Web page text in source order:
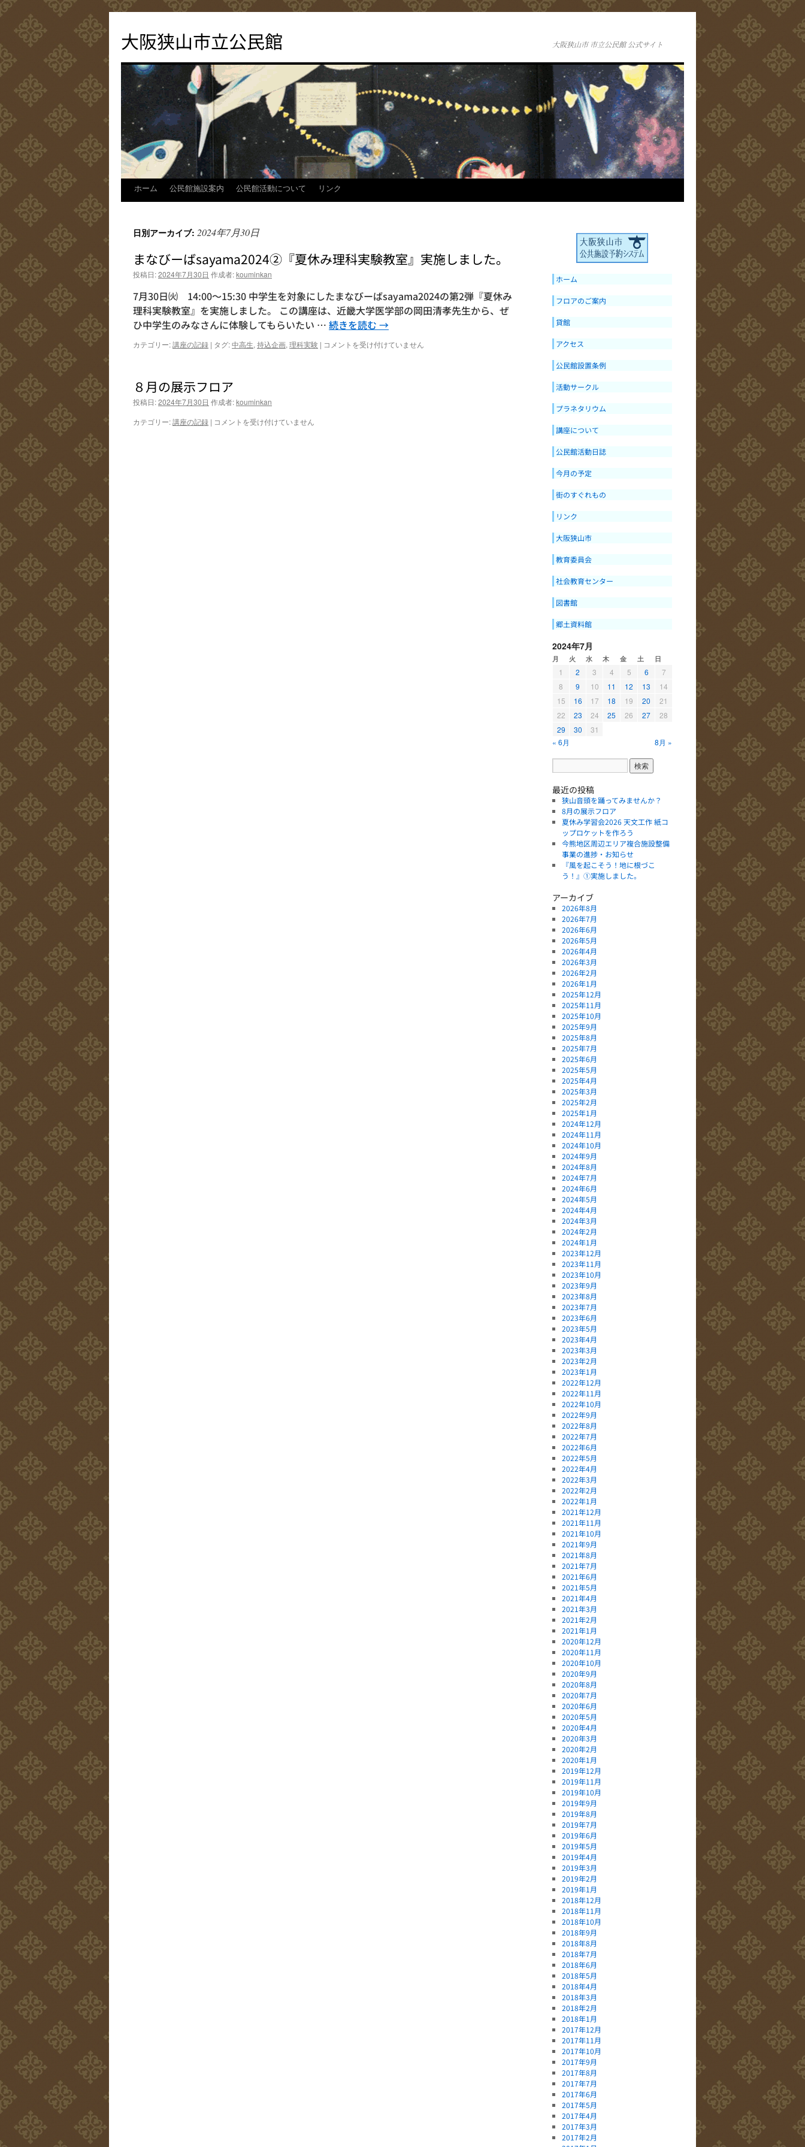
テ
ン
へ
ッ
大阪狭山市立公民館 大阪狭山市 市立公民館 公式サイト
ホーム 公民館施設案内 公民館活動について リンク
日別アーカイブ: 2024年7月30日
まなびーばsayama2024②『夏休み理科実験教室』実施しました。
投稿日:2024年7月30日 作成者:kouminkan
7月30日㈫ 14:00～15:30 中学生を対象にしたまなびーばsayama2024の第2弾『夏休み
理科実験教室』を実施しました。 この講座は、近畿大学医学部の岡田清孝先生から、ぜ
ひ中学生のみなさんに体験してもらいたい … 続きを読む →
カテゴリー:講座の記録 | タグ:中高生, 持込企画, 理科実験 | ま
コメントを受け付けていません
８月の展示フロア
投稿日:2024年7月30日 作成者:kouminkan
カテゴリー:講座の記録 | ８
コメントを受け付けていません
ホーム
フロアのご案内
貸館
アクセス
公民館設置条例
活動サークル
プラネタリウム
講座について
公民館活動日誌
今月の予定
街のすぐれもの
リンク
大阪狭山市
教育委員会
社会教育センター
図書館
郷土資料館
2024年7月
月 火 水 木 金 土 日
1 2 3 4 5 6
7
8
9 10 11 12 13
14
15
16 17 18 19 20
21
22
23 24 25 26 27
28
29
30
31
« 6月
8月 »
最近の投稿
狭山音頭を踊ってみませんか？
8月の展示フロア
夏休み学習会2026 天文工作 紙コ
ップロケットを作ろう
今熊地区周辺エリア複合施設整備
事業の進捗・お知らせ
『風を起こそう！地に根づこ
う！』①実施しました。
アーカイブ
2026年8月
2026年7月
2026年6月
2026年5月
2026年4月
2026年3月
2026年2月
2026年1月
2025年12月
2025年11月
2025年10月
2025年9月
2025年8月
2025年7月
2025年6月
2025年5月
2025年4月
2025年3月
2025年2月
2025年1月
2024年12月
2024年11月
2024年10月
2024年9月
2024年8月
2024年7月
2024年6月
2024年5月
2024年4月
2024年3月
2024年2月
2024年1月
2023年12月
2023年11月
2023年10月
2023年9月
2023年8月
2023年7月
2023年6月
2023年5月
2023年4月
2023年3月
2023年2月
2023年1月
2022年12月
2022年11月
2022年10月
2022年9月
2022年8月
2022年7月
2022年6月
2022年5月
2022年4月
2022年3月
2022年2月
2022年1月
2021年12月
2021年11月
2021年10月
2021年9月
2021年8月
2021年7月
2021年6月
2021年5月
2021年4月
2021年3月
2021年2月
2021年1月
2020年12月
2020年11月
2020年10月
2020年9月
2020年8月
2020年7月
2020年6月
2020年5月
2020年4月
2020年3月
2020年2月
2020年1月
2019年12月
2019年11月
2019年10月
2019年9月
2019年8月
2019年7月
2019年6月
2019年5月
2019年4月
2019年3月
2019年2月
2019年1月
2018年12月
2018年11月
2018年10月
2018年9月
2018年8月
2018年7月
2018年6月
2018年5月
2018年4月
2018年3月
2018年2月
2018年1月
2017年12月
2017年11月
2017年10月
2017年9月
2017年8月
2017年7月
2017年6月
2017年5月
2017年4月
2017年3月
2017年2月